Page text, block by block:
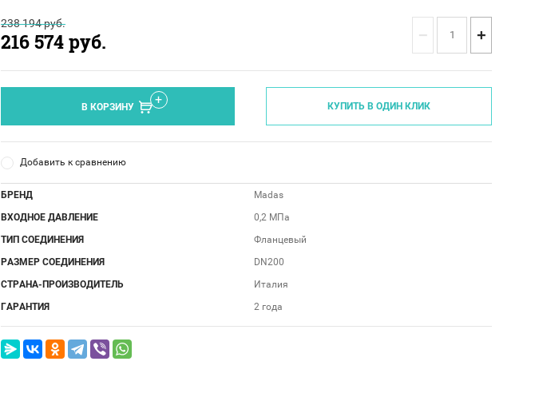
238 194руб.
216 574 руб. − +
В КОРЗИНУ КУПИТЬ В ОДИН КЛИК
Добавить к сравнению
БРЕНД
Madas
ВХОДНОЕ ДАВЛЕНИЕ
0,2 МПа
ТИП СОЕДИНЕНИЯ
Фланцевый
РАЗМЕР СОЕДИНЕНИЯ
DN200
СТРАНА-ПРОИЗВОДИТЕЛЬ
Италия
ГАРАНТИЯ
2 года